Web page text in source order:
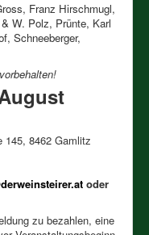
Franz Hirschmugl,
W. Polz, Prünte, Karl
Schneeberger,
145, 8462 Gamlitz
oder
zu bezahlen, eine